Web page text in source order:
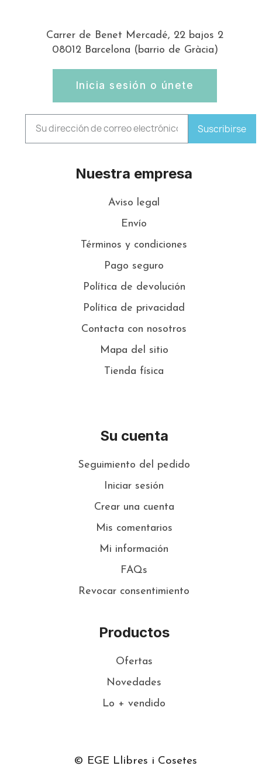
Carrer de Benet Mercadé, 22 bajos 2
08012 Barcelona (barrio de Gràcia)
Inicia sesión o únete
Suscribirse
Nuestra empresa
Aviso legal
Envío
Términos y condiciones
Pago seguro
Política de devolución
Política de privacidad
Contacta con nosotros
Mapa del sitio
Tienda física
Su cuenta
Seguimiento del pedido
Iniciar sesión
Crear una cuenta
Mis comentarios
Mi información
FAQs
Revocar consentimiento
Productos
Ofertas
Novedades
Lo + vendido
© EGE Llibres i Cosetes